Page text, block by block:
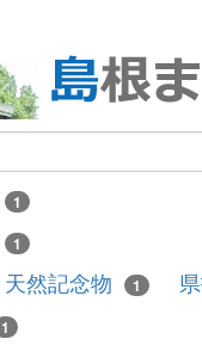
1
1
天然記念物 1
1